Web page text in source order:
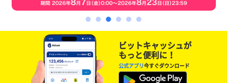
ビットキャッシュが
もっと便利に！
公式アプリ今すぐダウンロード